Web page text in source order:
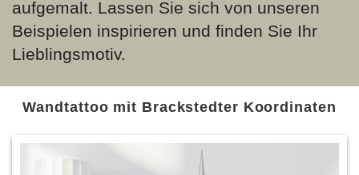
aufgemalt. Lassen Sie sich von unseren
Beispielen inspirieren und finden Sie Ihr
Lieblingsmotiv.
Wandtattoo mit Brackstedter Koordinaten